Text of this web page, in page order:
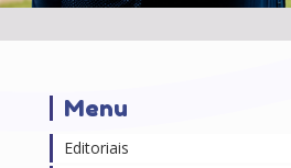
Menu
Editoriais